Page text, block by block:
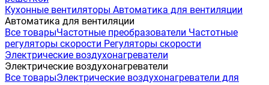
Кухонные вентиляторы Автоматика для вентиляции
Автоматика для вентиляции
Все товарыЧастотные преобразователи Частотные
регуляторы скорости Регуляторы скорости
Электрические воздухонагреватели
Электрические воздухонагреватели
Все товарыЭлектрические воздухонагреватели для